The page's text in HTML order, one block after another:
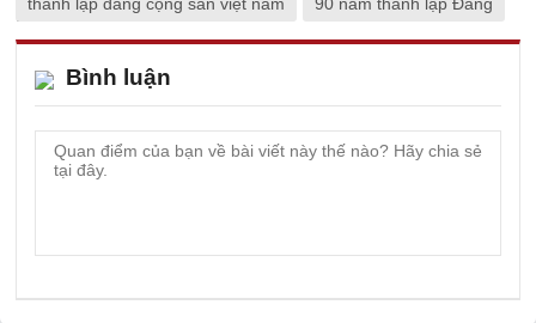
thành lập đảng cộng sản việt nam 90 năm thành lập Đảng
Bình luận